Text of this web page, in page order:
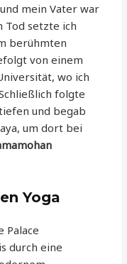
mein Vater war
Tod setzte ich
berühmten
von einem
wo ich
folgte
und begab
um dort bei
Yoga
Palace
durch eine